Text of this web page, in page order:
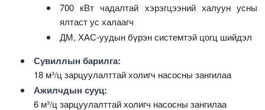
700 кВт чадалтай хэрэгцээний халуун усны
ялтаст ус халаагч
ДМ, ХАС-уудын бүрэн системтэй цогц шийдэл
Сувиллын барилга:
18 м³/ц зарцуулалттай холигч насосны зангилаа
Ажилчдын сууц:
6 м³/ц зарцуулалттай холигч насосны зангилаа